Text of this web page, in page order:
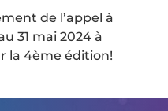
de l’appel à
31 mai 2024 à
la 4ème édition!